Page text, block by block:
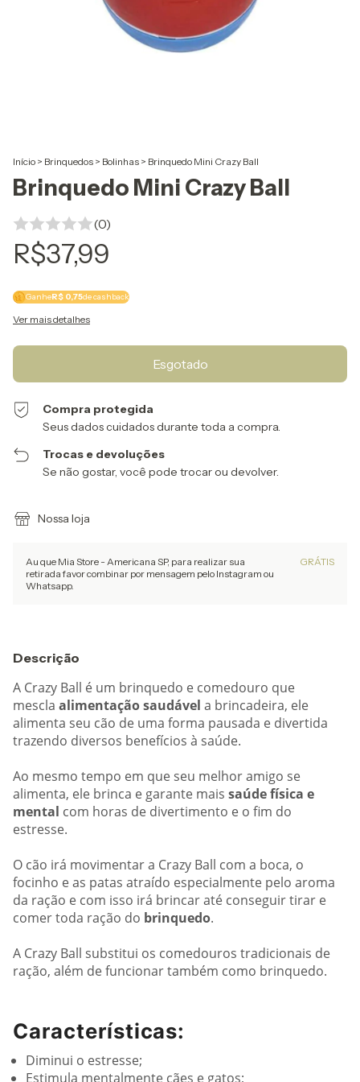
Início > Brinquedos > Bolinhas > Brinquedo Mini Crazy Ball
Brinquedo Mini Crazy Ball
(0)
R$37,99
GanheR$ 0,75de cashback
Ver mais detalhes
Compra protegida
Seus dados cuidados durante toda a compra.
Trocas e devoluções
Se não gostar, você pode trocar ou devolver.
Nossa loja
Au que Mia Store - Americana SP, para realizar sua
retirada favor combinar por mensagem pelo Instagram ou
Whatsapp.
GRÁTIS
Descrição
A Crazy Ball é um brinquedo e comedouro que
mescla alimentação saudável a brincadeira, ele
alimenta seu cão de uma forma pausada e divertida
trazendo diversos benefícios à saúde.
Ao mesmo tempo em que seu melhor amigo se
alimenta, ele brinca e garante mais saúde física e
mental com horas de divertimento e o fim do
estresse.
O cão irá movimentar a Crazy Ball com a boca, o
focinho e as patas atraído especialmente pelo aroma
da ração e com isso irá brincar até conseguir tirar e
comer toda ração do brinquedo.
A Crazy Ball substitui os comedouros tradicionais de
ração, além de funcionar também como brinquedo.
Características:
Diminui o estresse;
Estimula mentalmente cães e gatos;